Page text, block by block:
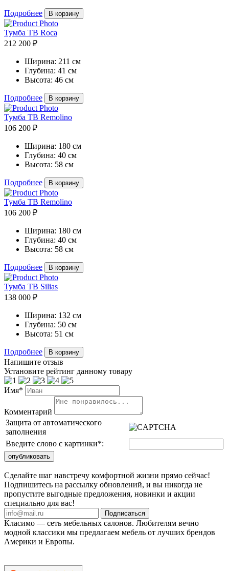
Подробнее В корзину
Тумба ТВ Roca
212 200 ₽
Ширина: 211 см
Глубина: 41 см
Высота: 46 см
Подробнее В корзину
Тумба ТВ Remolino
106 200 ₽
Ширина: 180 см
Глубина: 40 см
Высота: 58 см
Подробнее В корзину
Тумба ТВ Remolino
106 200 ₽
Ширина: 180 см
Глубина: 40 см
Высота: 58 см
Подробнее В корзину
Тумба ТВ Silias
138 000 ₽
Ширина: 132 см
Глубина: 50 см
Высота: 51 см
Подробнее В корзину
Напишите отзыв
Установите рейтинг данному товару
Имя*
Комментарий
Защита от автоматического
заполнения
Введите слово с картинки*:
Сделайте шаг навстречу комфортной жизни прямо сейчас!
Подпишитесь на рассылку обновлений, и вы никогда не
пропустите выгодные предложения, новинки и акции
специально для вас!
Подписаться
Класимо — cеть мебельных салонов. Любителям вечно
модной классики мы предлагаем мебель от лучших брендов
Америки и Европы.